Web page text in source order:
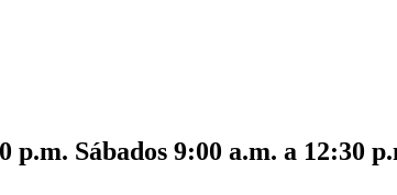
p.m. Sábados 9:00 a.m. a 12:30